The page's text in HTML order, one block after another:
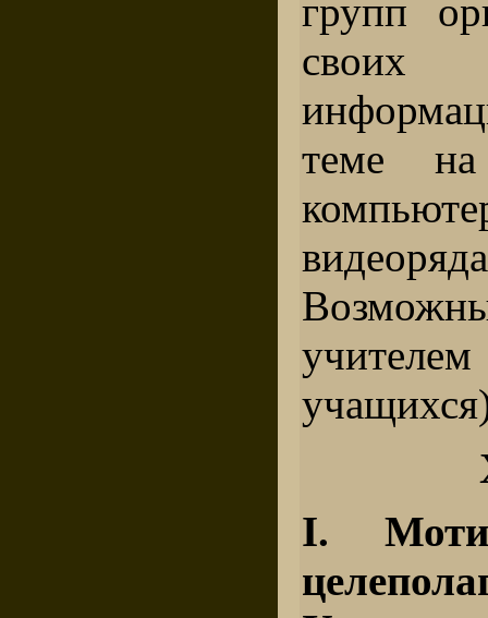
групп
своих
теме на
I.